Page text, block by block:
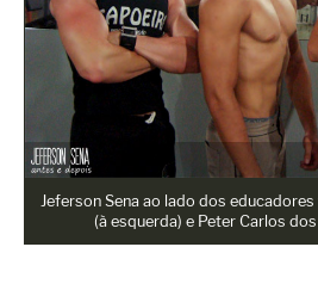
Jeferson Sena ao lado dos
(à esquerda) e Peter Carlos